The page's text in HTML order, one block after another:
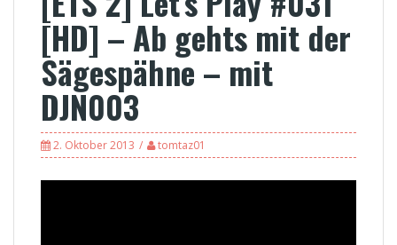
[HD] – Ab gehts mit der
Sägespähne – mit
DJN003
2. Oktober 2013 tomtaz01